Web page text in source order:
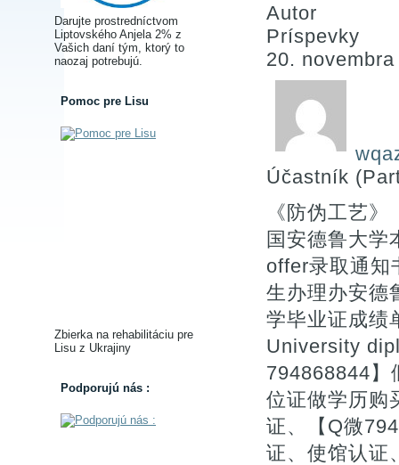
Darujte prostredníctvom
Liptovského Anjela 2% z
Vašich daní tým, ktorý to
naozaj potrebujú.
Pomoc pre Lisu
Zbierka na rehabilitáciu pre
Lisu z Ukrajiny
Podporujú nás :
Autor
Príspevky
20.
Účastník
《防伪工艺
国安德鲁大学
offer录取通
生办理办安德
学毕业证成绩
University
794868844】
位证做学历购
证、【Q微
证、使馆认证